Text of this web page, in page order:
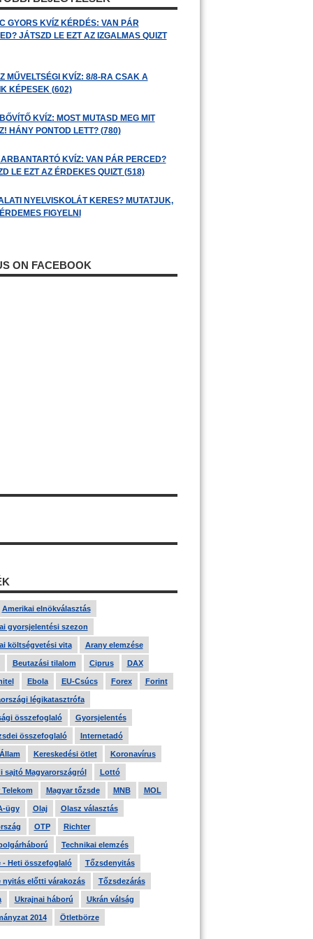
GYORS KVÍZ KÉRDÉS: VAN PÁR
JÁTSZD LE EZT AZ IZGALMAS QUIZT
MŰVELTSÉGI KVÍZ: 8/8-RA CSAK A
KÉPESEK (602)
KVÍZ: MOST MUTASD MEG MIT
HÁNY PONTOD LETT? (780)
KVÍZ: VAN PÁR PERCED?
LE EZT AZ ÉRDEKES QUIZT (518)
NYELVISKOLÁT KERES? MUTATJUK,
FIGYELNI
ON FACEBOOK
Amerikai elnökválasztás
gyorsjelentési szezon
költségvetési vita Arany elemzése
Beutazási tilalom Ciprus DAX
Ebola EU-Csúcs Forex Forint
légikatasztrófa
összefoglaló Gyorsjelentés
összefoglaló Internetadó
Kereskedési ötlet Koronavírus
sajtó Magyarországról Lottó
Telekom Magyar tőzsde MNB MOL
ügy Olaj Olasz választás
OTP Richter
Technikai elemzés
- Heti összefoglaló Tőzsdenyitás
nyitás előtti várakozás Tőzsdezárás
Ukrajnai háború Ukrán válság
2014 Ötletbörze